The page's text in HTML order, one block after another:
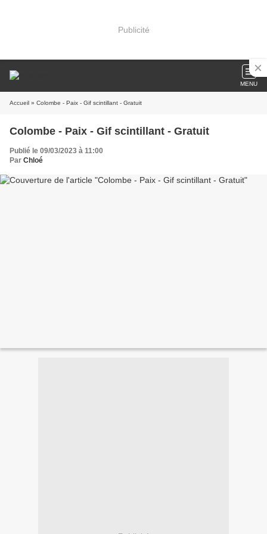
Publicité
MENU
Accueil » Colombe - Paix - Gif scintillant - Gratuit
Colombe - Paix - Gif scintillant - Gratuit
Publié le 09/03/2023 à 11:00
Par Chloé